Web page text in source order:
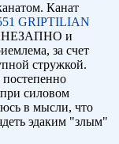
Канат
GRIPTILIAN
ВНЕЗАПНО и
за счет
стружкой.
силовом
в мысли, что
эдаким "злым"